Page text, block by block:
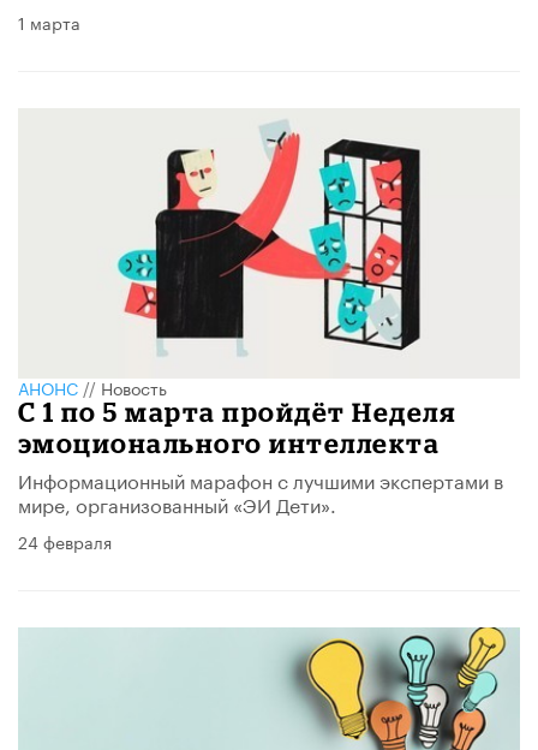
1 марта
АНОНС // Новость
С 1 по 5 марта пройдёт Неделя
эмоционального интеллекта
Информационный марафон с лучшими экспертами в
мире, организованный «ЭИ Дети».
24 февраля